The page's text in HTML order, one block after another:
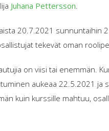
Juhana Pettersson.
20.7.2021 sunnuntaihin
tekevät oman
on viisi tai enemmän.
aukeaa 22.5.2021 ja
kuin kurssille mahtuu,